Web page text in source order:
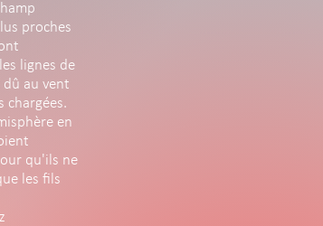
proches
lignes de
dû au vent
chargées.
en
qu'ils ne
les fils